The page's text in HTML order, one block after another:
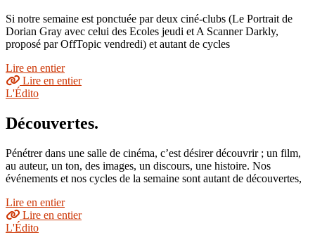
Si notre semaine est ponctuée par deux ciné-clubs (Le Portrait de
Dorian Gray avec celui des Ecoles jeudi et A Scanner Darkly,
proposé par OffTopic vendredi) et autant de cycles
Lire en entier
Lire en entier
L'Édito
Découvertes.
Pénétrer dans une salle de cinéma, c’est désirer découvrir ; un film,
au auteur, un ton, des images, un discours, une histoire. Nos
événements et nos cycles de la semaine sont autant de découvertes,
Lire en entier
Lire en entier
L'Édito